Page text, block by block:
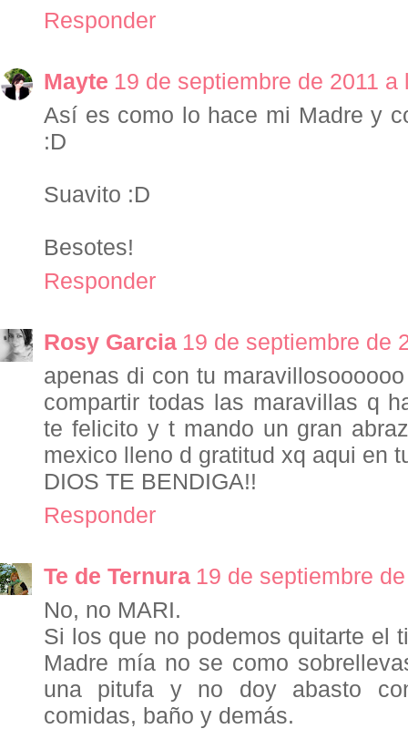
Responder
Mayte 19 de septiembre de 2011 a
Así es como lo hace mi Madre y
:D
Suavito :D
Besotes!
Responder
Rosy Garcia 19 de septiembre de
apenas di con tu
compartir todas las maravillas q
te felicito y t mando un gran
mexico lleno d gratitud xq aqui en
DIOS TE BENDIGA!!
Responder
Te de Ternura 19 de septiembre
No, no MARI.
Si los que no podemos quitarte el
Madre mía no se como
una pitufa y no doy abasto
comidas, baño y demás.